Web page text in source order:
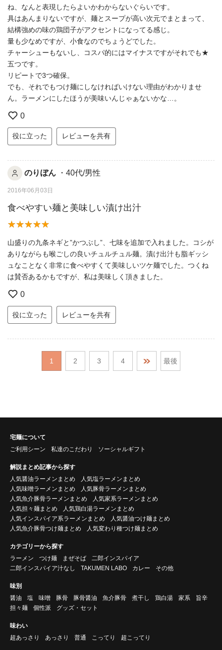
ね、なんと表現したらよいかわからないぐらいです。
具はあんまりないですが、麺とスープが高い次元でまとまって、
結構強めの味の鶏団子がアクセントになってる感じ。
量も少なめですが、小食なのでちょうどでした。
チャーシューもないし、コスパ的にはマイナスですがそれでも★
五つです。
リピートで3つ確保。
でも、それでもつけ麺にしなければいけない理由がわかりませ
ん。ラーメンにしたほうが美味いんじゃぁないかな…。
0
役に立った レビューを共有
のりぼん ・40代/男性
2016年06月03日
食べやすい麺と美味しい漬け出汁
山盛りの九条ネギと”かつぶし”、七味を追加で入れました。コシが
ありながらも喉ごしの良いチュルチュル麺。漬け出汁も脂ギッシ
ュなことなく非常に食べやすくて美味しいツケ麺でした。つくね
は賛否あるかもですが、私は美味しく頂きました。
0
役に立った レビューを共有
1 2 3 4 最後
宅麺について
ご利用シーン
私達のこだわり ソーシャルギフト
解説まとめ記事から探す
人気醤油ラーメンまとめ
人気塩ラーメンまとめ
人気味噌ラーメンまとめ
人気豚骨ラーメンまとめ
人気魚介豚骨ラーメンまとめ
人気家系ラーメンまとめ
人気担々麺まとめ
人気鶏白湯ラーメンまとめ
人気インスパイア系ラーメンまとめ
人気醤油つけ麺まとめ
人気魚介豚骨つけ麺まとめ
人気変わり種つけ麺まとめ
カテゴリーから探す
ラーメン
つけ麺 まぜそば
二郎インスパイア
二郎インスパイア汁なし
TAKUMEN LABO カレー その他
味別
醤油
塩 味噌 豚骨 豚骨醤油 魚介豚骨 煮干し 鶏白湯 家系
旨辛
担々麺
個性派 グッズ・セット
味わい
超あっさり
あっさり 普通 こってり 超こってり